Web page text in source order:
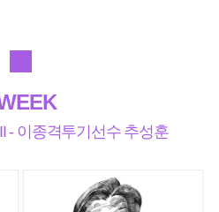
- 이종격투기선수 추성훈